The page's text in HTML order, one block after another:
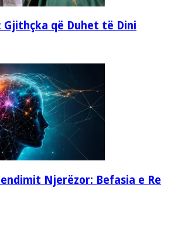
Gjithçka që Duhet të Dini
Njerëzor: Befasia e Re